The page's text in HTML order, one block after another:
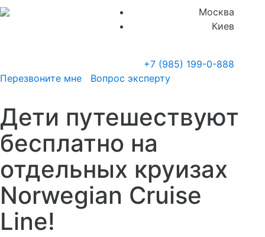
Москва
Киев
+7 (985) 199-0-888
Перезвоните мне
Вопрос эксперту
Дети путешествуют
бесплатно на
отдельных круизах
Norwegian Cruise
Line!